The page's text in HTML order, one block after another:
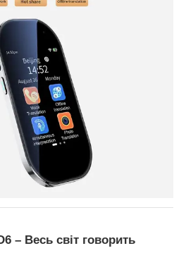
– Весь світ говорить